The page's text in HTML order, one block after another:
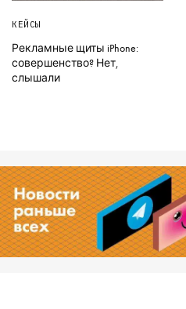
КЕЙСЫ
Рекламные щиты iPhone:
совершенство? Нет,
слышали